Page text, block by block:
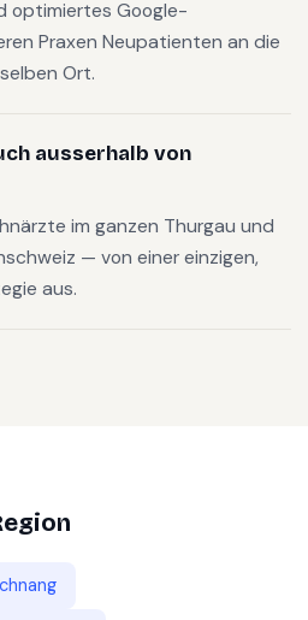
optimiertes Google-
Praxen Neupatienten an die
Ort.
ausserhalb von
im ganzen Thurgau und
— von einer einzigen,
aus.